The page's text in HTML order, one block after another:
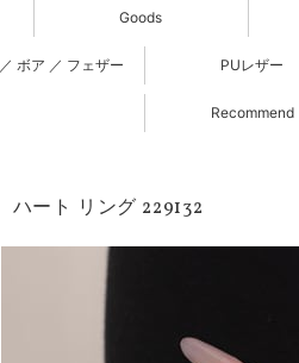
Goods
ボア ／ フェザー PUレザー
Recommend
ハート リング 229132